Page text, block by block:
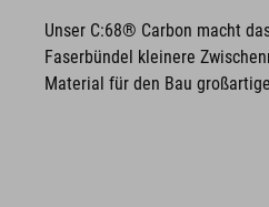
Unser C:68® Carbon macht
Faserbündel kleinere
Material für den Bau